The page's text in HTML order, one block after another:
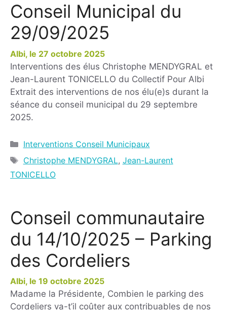
Conseil Municipal du
29/09/2025
27 octobre 2025
Interventions des élus Christophe MENDYGRAL et
Jean-Laurent TONICELLO du Collectif Pour Albi
Extrait des interventions de nos élu(e)s durant la
séance du conseil municipal du 29 septembre
2025.
Interventions Conseil Municipaux
Christophe MENDYGRAL, Jean-Laurent
TONICELLO
Conseil communautaire
du 14/10/2025 – Parking
des Cordeliers
19 octobre 2025
Madame la Présidente, Combien le parking des
Cordeliers va-t’il coûter aux contribuables de nos